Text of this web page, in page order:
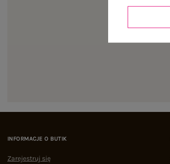
INFORMACJE O BUTIK
Zarejestruj się